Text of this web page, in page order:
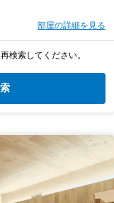
部屋の詳細を見る
検索してください。